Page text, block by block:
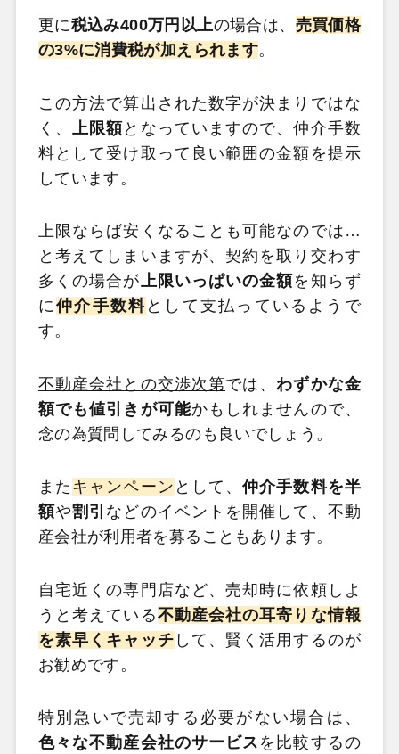
更に税込み400万円以上の場合は、 売買価格
の3%に消費税が加えられます。
この方法で算出された数字が決まりではな
く、
上限額となっていますので、仲介手数
料として受け取って良い範囲の金額 を提示
しています。
上限ならば安くなることも可能なのでは…
と考えてしまいますが、契約を取り交わす
多くの場合が上限いっぱいの金額を知らず
に仲介手数料 として支払っているようで
す。
不動産会社との交渉次第では、わずかな金
額でも値引きが可能かもしれませんので、
念の為質問してみるのも良いでしょう。
また キャンペーン として、仲介手数料を半
額や割引 などのイベントを開催して、不動
産会社が利用者を募ることもあります。
自宅近くの専門店など、売却時に依頼しよ
うと考えている不動産会社の耳寄りな情報
を素早くキャッチ して、賢く活用するのが
お勧めです。
特別急いで売却する必要がない場合は、
色々な不動産会社のサービス を比較するの